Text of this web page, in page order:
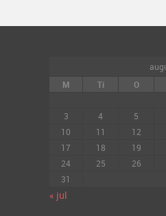
M
Ti O
3
4 5
10
11 12
17
18 19
24
25 26
31
« jul